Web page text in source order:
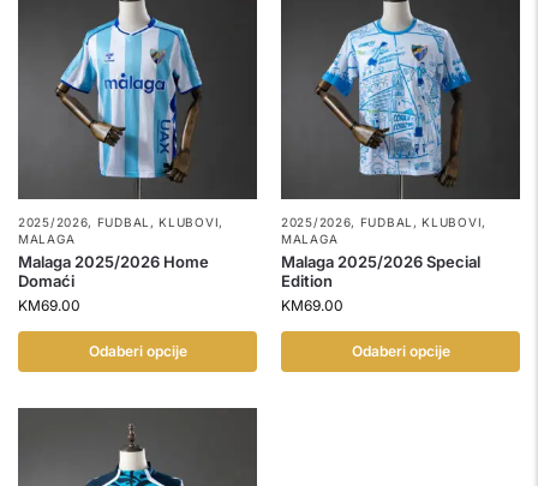
2025/2026, FUDBAL ,KLUBOVI,
MALAGA
Malaga 2025/2026 Home
Domaći
KM69.00
Odaberi opcije
2025/2026, FUDBAL ,KLUBOVI,
MALAGA
Malaga 2025/2026 Special
Edition
KM69.00
Odaberi opcije